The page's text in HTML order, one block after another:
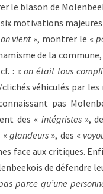
le blason de
motivations
vient», montrer le «
de la
: «on était tous
véhiculés par les
pas
des « intégristes»,
«glandeurs », des «
face aux critiques.
de défendre
parce qu’une